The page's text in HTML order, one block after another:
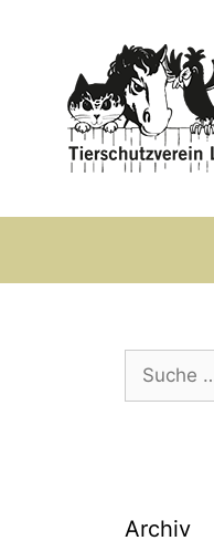
Suche
nach:
Archiv